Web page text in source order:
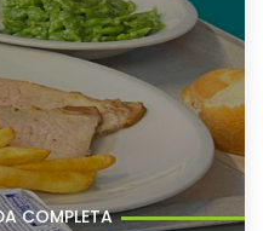
COMPLETA